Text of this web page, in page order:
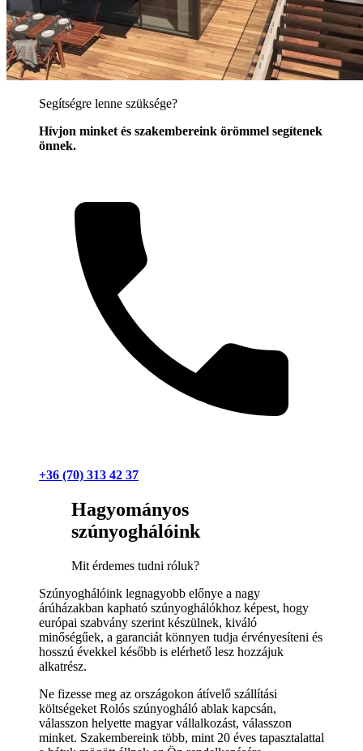
Segítségre lenne szüksége?
Hívjon minket és szakembereink örömmel segítenek
önnek.
+36 (70) 313 42 37
Hagyományos
szúnyoghálóink
Mit érdemes tudni róluk?
Szúnyoghálóink legnagyobb előnye a nagy
árúházakban kapható szúnyoghálókhoz képest, hogy
európai szabvány szerint készülnek, kiváló
minőségűek, a garanciát könnyen tudja érvényesíteni és
hosszú évekkel később is elérhető lesz hozzájuk
alkatrész.
Ne fizesse meg az országokon átívelő szállítási
költségeket Rolós szúnyogháló ablak kapcsán,
válasszon helyette magyar vállalkozást, válasszon
minket. Szakembereink több, mint 20 éves tapasztalattal